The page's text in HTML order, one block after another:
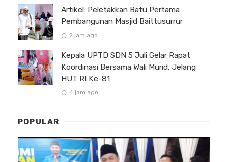
Artikel: Peletakkan Batu Pertama
Pembangunan Masjid Baittusurrur
2 jam ago
Kepala UPTD SDN 5 Juli Gelar Rapat
Koordinasi Bersama Wali Murid, Jelang
HUT RI Ke-81
4 jam ago
POPULAR